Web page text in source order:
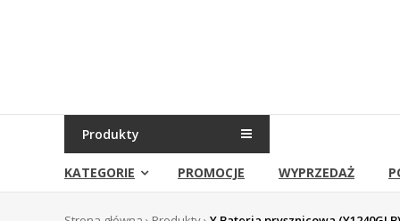
internetowy
Produkty
KATEGORIE PROMOCJE WYPRZEDAŻ